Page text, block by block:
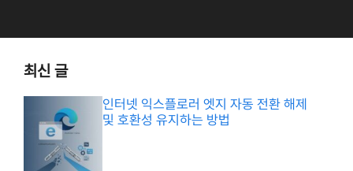
최신 글
인터넷 익스플로러 엣지 자동 전환 해제
및 호환성 유지하는 방법